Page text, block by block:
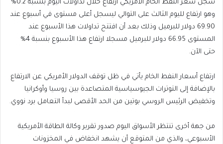
سجل سعر النفط الخام الأمريكي ارتفاع خلال تداولات اليوم بنسبة 0.2%
وهو ارتفاع لليوم الثالث على التوالي ليسجل أعلى مستوى في أسبوع عند
69.90 دولار للبرميل وذلك بعد أن افتتح تداولات هذا الأسبوع عند
المستوى 66.95 دولار للبرميل مسجلا ارتفاع هذا الأسبوع بنسبة 4%
حتى الآن.
ارتفاع أسعار النفط الخام يأتي في ظل توقف الدولار الأمريكي عن الارتفاع
بالإضافة إلى التوترات الجيوسياسية المتصاعدة بين روسيا وأوكرانيا
وتخفيض الرئيس الروسي بوتين من الحد الأقصى لبدأ التعامل برد نووي.
من جهة أخرى تنتظر الأسواق اليوم صدور تقرير وكالة الطاقة الأمريكية
الأسبوعي، والذي من المتوقع أن يشهد انخفاض في المخزونات